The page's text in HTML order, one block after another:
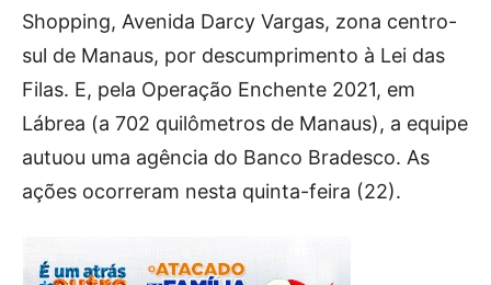
Shopping, Avenida Darcy Vargas, zona centro-
sul de Manaus, por descumprimento à Lei das
Filas. E, pela Operação Enchente 2021, em
Lábrea (a 702 quilômetros de Manaus), a equipe
autuou uma agência do Banco Bradesco. As
ações ocorreram nesta quinta-feira (22).